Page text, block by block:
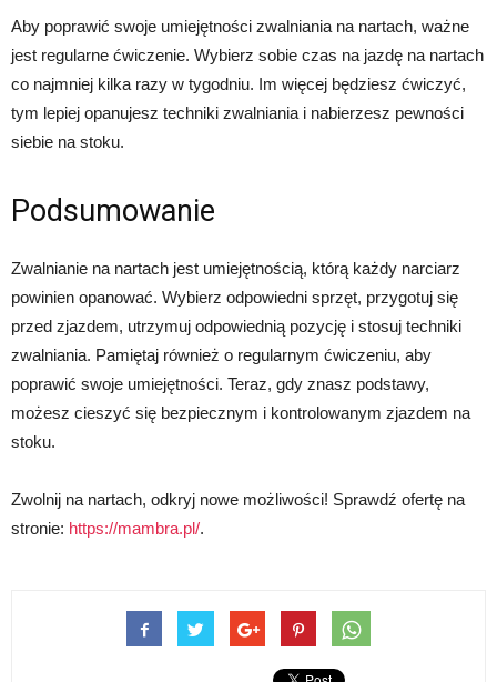
Aby poprawić swoje umiejętności zwalniania na nartach, ważne
jest regularne ćwiczenie. Wybierz sobie czas na jazdę na nartach
co najmniej kilka razy w tygodniu. Im więcej będziesz ćwiczyć,
tym lepiej opanujesz techniki zwalniania i nabierzesz pewności
siebie na stoku.
Podsumowanie
Zwalnianie na nartach jest umiejętnością, którą każdy narciarz
powinien opanować. Wybierz odpowiedni sprzęt, przygotuj się
przed zjazdem, utrzymuj odpowiednią pozycję i stosuj techniki
zwalniania. Pamiętaj również o regularnym ćwiczeniu, aby
poprawić swoje umiejętności. Teraz, gdy znasz podstawy,
możesz cieszyć się bezpiecznym i kontrolowanym zjazdem na
stoku.
Zwolnij na nartach, odkryj nowe możliwości! Sprawdź ofertę na
stronie: https://mambra.pl/.